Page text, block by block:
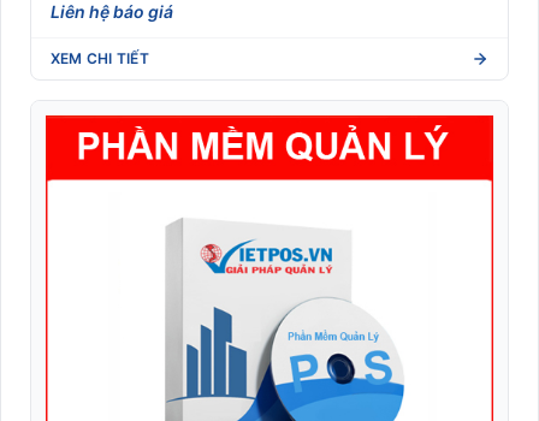
Liên hệ báo giá
XEM CHI TIẾT